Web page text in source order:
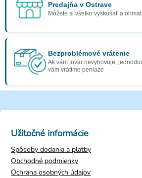
Predajňa v Ostrave
Môžete si všetko vyskúšať a
Bezproblémové vrátenie
Ak vám tovar nevyhovuje,
vám vrátime peniaze
Užitočné informácie
Spôsoby dodania a platby
Obchodné podmienky
Ochrana osobných údajov